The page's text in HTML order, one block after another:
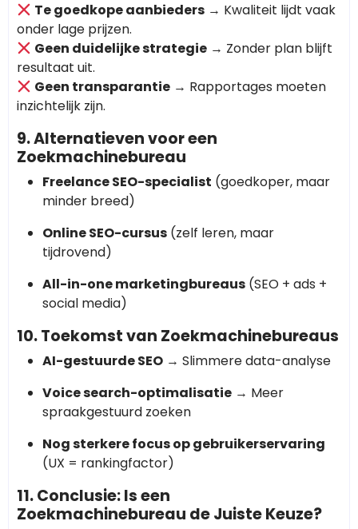
Te goedkope aanbieders → Kwaliteit lijdt vaak
onder lage prijzen.
Geen duidelijke strategie → Zonder plan blijft
resultaat uit.
Geen transparantie → Rapportages moeten
inzichtelijk zijn.
9. Alternatieven voor een
Zoekmachinebureau
Freelance SEO-specialist (goedkoper, maar
minder breed)
Online SEO-cursus (zelf leren, maar
tijdrovend)
All-in-one marketingbureaus (SEO + ads +
social media)
10. Toekomst van Zoekmachinebureaus
AI-gestuurde SEO → Slimmere data-analyse
Voice search-optimalisatie → Meer
spraakgestuurd zoeken
Nog sterkere focus op gebruikerservaring
(UX = rankingfactor)
11. Conclusie: Is een
Zoekmachinebureau de Juiste Keuze?